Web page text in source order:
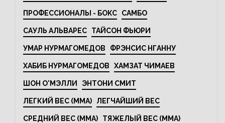
ПРОФЕССИОНАЛЫ - БОКС САМБО
САУЛЬ АЛЬВАРЕС ТАЙСОН ФЬЮРИ
УМАР НУРМАГОМЕДОВ ФРЭНСИС НГАННУ
ХАБИБ НУРМАГОМЕДОВ ХАМЗАТ ЧИМАЕВ
ШОН О'МЭЛЛИ ЭНТОНИ СМИТ
ЛЕГКИЙ ВЕС (MMA) ЛЕГЧАЙШИЙ ВЕС
СРЕДНИЙ ВЕС (MMA) ТЯЖЕЛЫЙ ВЕС (MMA)